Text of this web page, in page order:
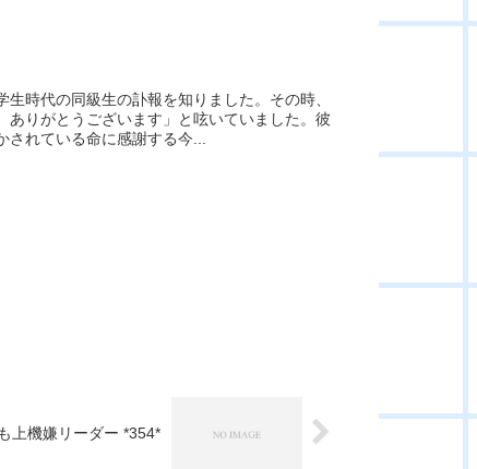
時代の同級生の訃報を知りました。その時、
りがとうございます」と呟いていました。彼
れている命に感謝する今...
上機嫌リーダー *354*